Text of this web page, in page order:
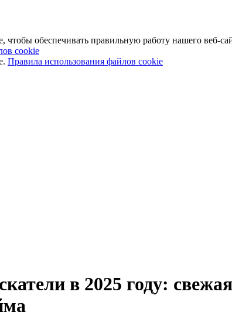
обеспечивать правильную работу нашего веб-
cookie
Правила использования файлов cookie
в 2025 году: